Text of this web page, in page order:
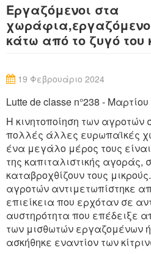
SEARCH
CONTACT
Εργαζόμενοι στα
κάτω από το ζυγό
19 Φεβρουάριο 2024
Lutte de classe n°238 -
Η κινητοποίηση των αγροτών
πολλές άλλες ευρωπαϊκές
ένα μεγάλο μέρος τους
της καπιταλιστικής αγοράς,
καταβροχθίζουν τους
αγροτών αντιμετωπίστηκε
επιείκεια που ερχόταν σε
αυστηρότητα που επέδειξε
των μισθωτών εργαζομένων
ασκήθηκε εναντίον των